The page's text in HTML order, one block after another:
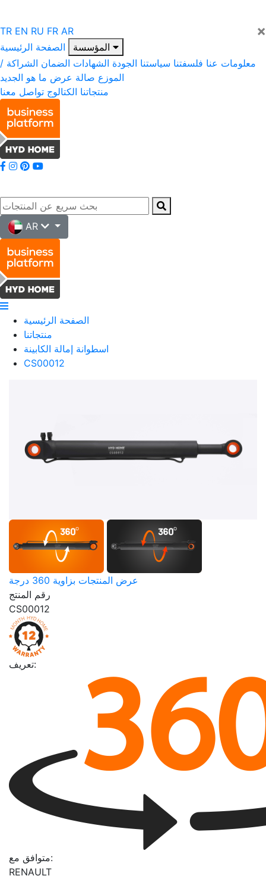
×
TR EN RU FR AR
الصفحة الرئيسية
معلومات عنا فلسفتنا سياستنا الجودة الشهادات الضمان الشراكة /
الموزع صالة عرض ما هو الجديد
منتجاتنا الكتالوج تواصل معنا
AR
الصفحة الرئيسية
منتجاتنا
اسطوانة إمالة الكابينة
CS00012
عرض المنتجات بزاوية 360 درجة
رقم المنتج
CS00012
تعريف:
متوافق مع:
RENAULT